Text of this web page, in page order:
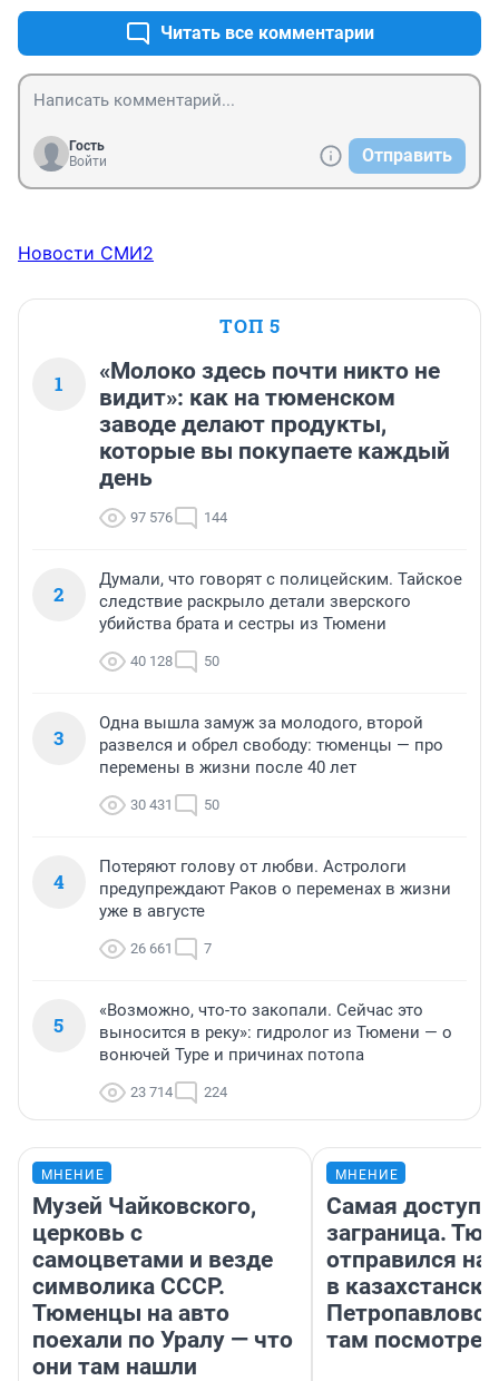
Читать все комментарии
Гость
Войти
Отправить
Новости СМИ2
ТОП 5
1
«Молоко здесь почти никто не
видит»: как на тюменском
заводе делают продукты,
которые вы покупаете каждый
день
97 576 144
2
Думали, что говорят с полицейским. Тайское
следствие раскрыло детали зверского
убийства брата и сестры из Тюмени
40 128 50
3
Одна вышла замуж за молодого, второй
развелся и обрел свободу: тюменцы — про
перемены в жизни после 40 лет
30 431 50
4
Потеряют голову от любви. Астрологи
предупреждают Раков о переменах в жизни
уже в августе
26 661 7
5
«Возможно, что-то закопали. Сейчас это
выносится в реку»: гидролог из Тюмени — о
вонючей Туре и причинах потопа
23 714 224
МНЕНИЕ
Музей Чайковского,
церковь с
самоцветами и везде
символика СССР.
Тюменцы на авто
поехали по Уралу — что
они там нашли
МНЕНИЕ
Самая
заграница.
отправился
в
там